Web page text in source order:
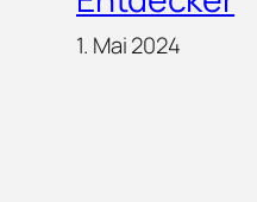
1. Mai 2024